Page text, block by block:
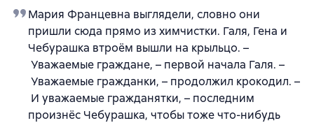
Мария Францевна выглядели, словно они
пришли сюда прямо из химчистки. Галя, Гена и
Чебурашка втроём вышли на крыльцо. –
Уважаемые граждане, – первой начала Галя. –
Уважаемые гражданки, – продолжил крокодил. –
И уважаемые гражданятки, – последним
произнёс Чебурашка, чтобы тоже что-нибудь